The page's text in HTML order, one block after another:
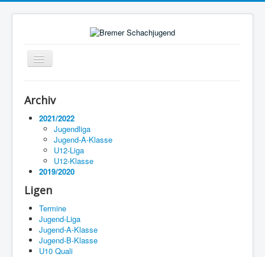
Navigation
an/aus
Termine
Impressum
Archiv
2021/2022
Jugendliga
Jugend-A-Klasse
U12-Liga
U12-Klasse
2019/2020
Ligen
Termine
Jugend-Liga
Jugend-A-Klasse
Jugend-B-Klasse
U10 Quali